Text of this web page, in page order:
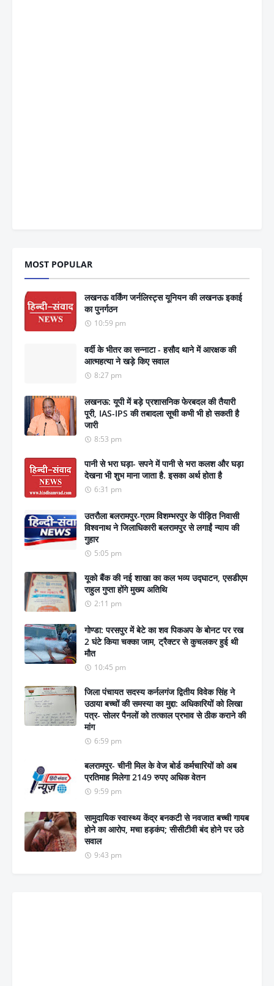
MOST POPULAR
लखनऊ वर्किंग जर्नलिस्ट्स यूनियन की लखनऊ इकाई
का पुनर्गठन
10:59 pm
वर्दी के भीतर का सन्नाटा - हसौद थाने में आरक्षक की
आत्महत्या ने खड़े किए सवाल
8:27 pm
लखनऊ: यूपी में बड़े प्रशासनिक फेरबदल की तैयारी
पूरी, IAS-IPS की तबादला सूची कभी भी हो सकती है
जारी
8:53 pm
पानी से भरा घड़ा- सपने में पानी से भरा कलश और घड़ा
देखना भी शुभ माना जाता है. इसका अर्थ होता है
6:31 pm
उतरौला बलरामपुर-ग्राम विशम्भरपुर के पीड़ित निवासी
विश्वनाथ ने जिलाधिकारी बलरामपुर से लगाईं न्याय की
गुहार
5:05 pm
यूको बैंक की नई शाखा का कल भव्य उद्घाटन, एसडीएम
राहुल गुप्ता होंगे मुख्य अतिथि
2:11 pm
गोण्डा: परसपुर में बेटे का शव पिकअप के बोनट पर रख
2 घंटे किया चक्का जाम, ट्रैक्टर से कुचलकर हुई थी
मौत
10:45 pm
जिला पंचायत सदस्य कर्नलगंज द्वितीय विवेक सिंह ने
उठाया बच्चों की समस्या का मुद्दा: अधिकारियों को लिखा
पत्र- सोलर पैनलों को तत्काल प्रभाव से ठीक कराने की
मांग
6:59 pm
बलरामपुर- चीनी मिल के वेज बोर्ड कर्मचारियों को अब
प्रतिमाह मिलेगा 2149 रुपए अधिक वेतन
9:59 pm
सामुदायिक स्वास्थ्य केंद्र बनकटी से नवजात बच्ची गायब
होने का आरोप, मचा हड़कंप; सीसीटीवी बंद होने पर उठे
सवाल
9:43 pm